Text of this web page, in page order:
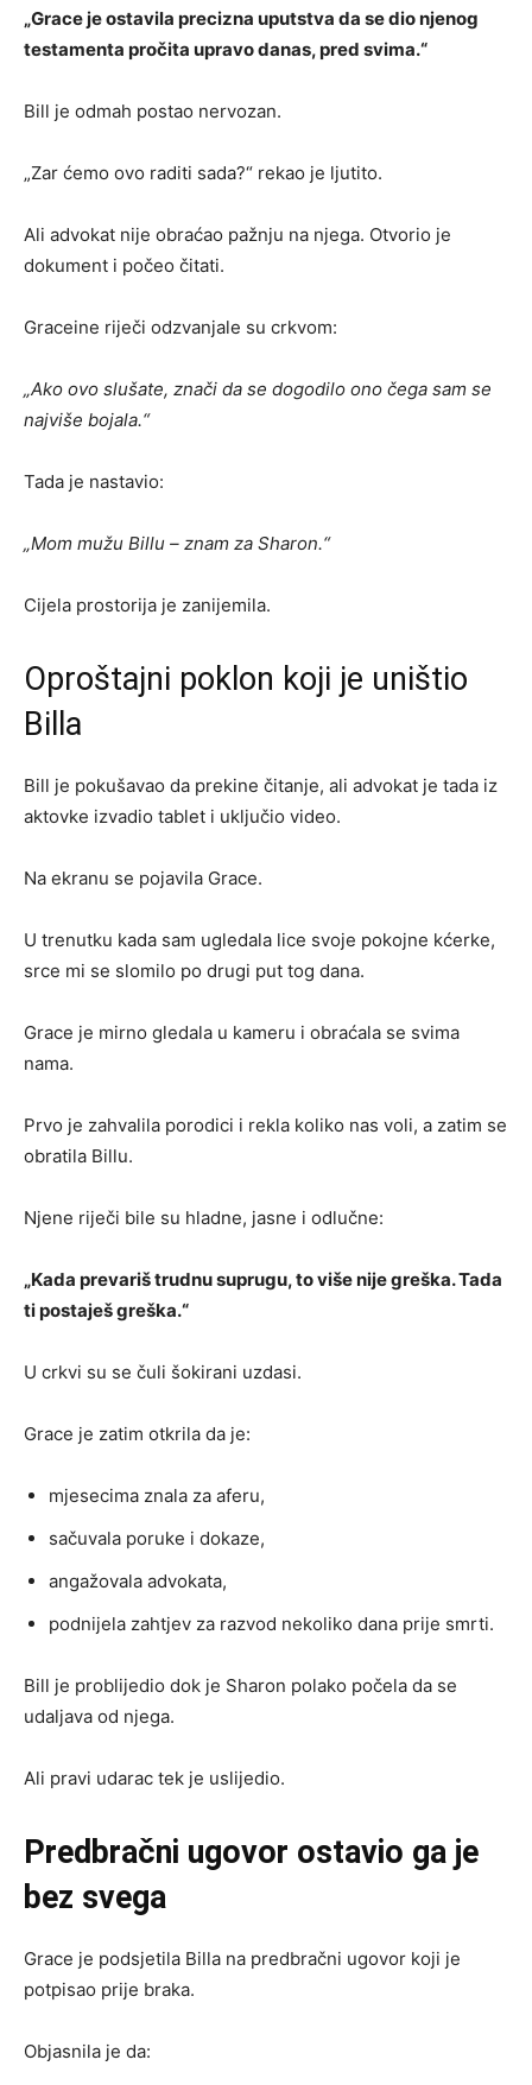
„Grace je ostavila precizna uputstva da se dio njenog
testamenta pročita upravo danas, pred svima.“
Bill je odmah postao nervozan.
„Zar ćemo ovo raditi sada?“ rekao je ljutito.
Ali advokat nije obraćao pažnju na njega. Otvorio je
dokument i počeo čitati.
Graceine riječi odzvanjale su crkvom:
„Ako ovo slušate, znači da se dogodilo ono čega sam se
najviše bojala.“
Tada je nastavio:
„Mom mužu Billu – znam za Sharon.“
Cijela prostorija je zanijemila.
Oproštajni poklon koji je uništio
Billa
Bill je pokušavao da prekine čitanje, ali advokat je tada iz
aktovke izvadio tablet i uključio video.
Na ekranu se pojavila Grace.
U trenutku kada sam ugledala lice svoje pokojne kćerke,
srce mi se slomilo po drugi put tog dana.
Grace je mirno gledala u kameru i obraćala se svima
nama.
Prvo je zahvalila porodici i rekla koliko nas voli, a zatim se
obratila Billu.
Njene riječi bile su hladne, jasne i odlučne:
„Kada prevariš trudnu suprugu, to više nije greška. Tada
ti postaješ greška.“
U crkvi su se čuli šokirani uzdasi.
Grace je zatim otkrila da je:
mjesecima znala za aferu,
sačuvala poruke i dokaze,
angažovala advokata,
podnijela zahtjev za razvod nekoliko dana prije smrti.
Bill je problijedio dok je Sharon polako počela da se
udaljava od njega.
Ali pravi udarac tek je uslijedio.
Predbračni ugovor ostavio ga je
bez svega
Grace je podsjetila Billa na predbračni ugovor koji je
potpisao prije braka.
Objasnila je da: